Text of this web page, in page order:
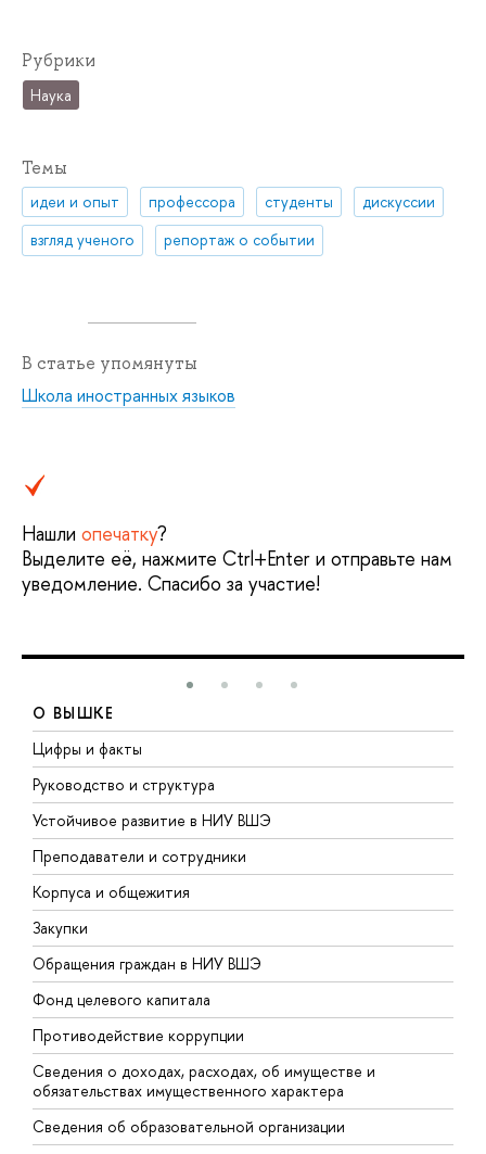
Рубрики
Наука
Темы
идеи и опыт профессора студенты
дискуссии
взгляд ученого
репортаж о событии
В статье упомянуты
Школа иностранных языков
Нашли опечатку?
Выделите её, нажмите Ctrl+Enter и отправьте нам
уведомление. Спасибо за участие!
О ВЫШКЕ
Цифры и факты
Руководство и структура
Устойчивое развитие в НИУ ВШЭ
Преподаватели и сотрудники
Корпуса и общежития
Закупки
Обращения граждан в НИУ ВШЭ
Фонд целевого капитала
Противодействие коррупции
Сведения о доходах, расходах, об имуществе и
обязательствах имущественного характера
Сведения об образовательной организации